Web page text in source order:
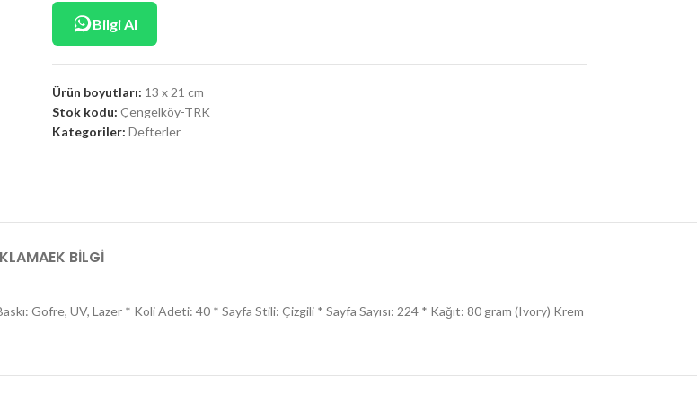
Bilgi Al
Ürün boyutları: 13 x 21 cm
Stok kodu: Çengelköy-TRK
Kategoriler: Defterler
EK BILGI
Gofre, UV, Lazer * Koli Adeti: 40 * Sayfa Stili: Çizgili * Sayfa Sayısı: 224 * Kağıt: 80 gram (Ivory) Krem